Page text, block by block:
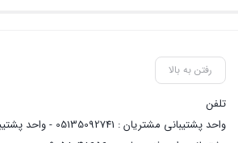
رفتن به بالا
تلفن